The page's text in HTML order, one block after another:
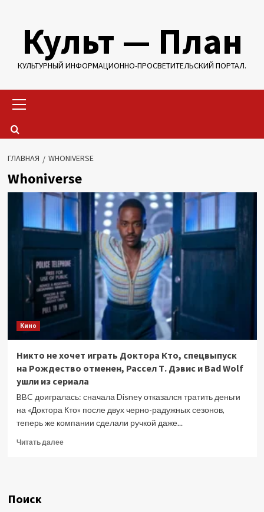
содержимому
Культ — План
КУЛЬТУРНЫЙ ИНФОРМАЦИОННО-ПРОСВЕТИТЕЛЬСКИЙ ПОРТАЛ.
меню
ГЛАВНАЯ WHONIVERSE
Whoniverse
Кино
Никто не хочет играть Доктора Кто, спецвыпуск
на Рождество отменен, Рассел Т. Дэвис и Bad Wolf
ушли из сериала
BBC доигралась: сначала Disney отказался тратить деньги
на «Доктора Кто» после двух черно-радужных сезонов,
теперь же компании сделали ручкой даже...
Читать далееПрочитать
Поиск